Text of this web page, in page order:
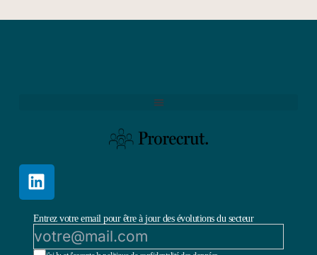
Entrez votre email pour être à jour des évolutions du secteur